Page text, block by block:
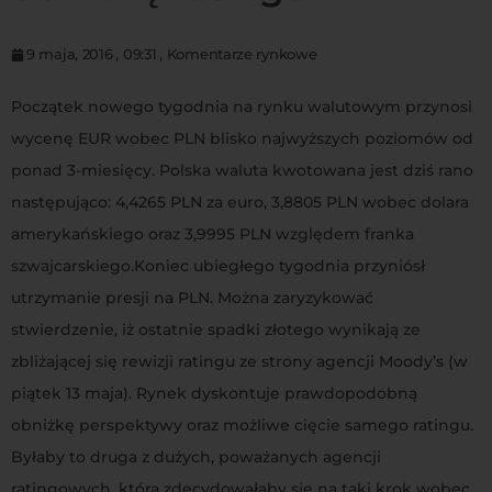
9 maja, 2016 09:31 Komentarze rynkowe
Początek nowego tygodnia na rynku walutowym przynosi
wycenę EUR wobec PLN blisko najwyższych poziomów od
ponad 3-miesięcy. Polska waluta kwotowana jest dziś rano
następująco: 4,4265 PLN za euro, 3,8805 PLN wobec dolara
amerykańskiego oraz 3,9995 PLN względem franka
szwajcarskiego.Koniec ubiegłego tygodnia przyniósł
utrzymanie presji na PLN. Można zaryzykować
stwierdzenie, iż ostatnie spadki złotego wynikają ze
zbliżającej się rewizji ratingu ze strony agencji Moody’s (w
piątek 13 maja). Rynek dyskontuje prawdopodobną
obniżkę perspektywy oraz możliwe cięcie samego ratingu.
Byłaby to druga z dużych, poważanych agencji